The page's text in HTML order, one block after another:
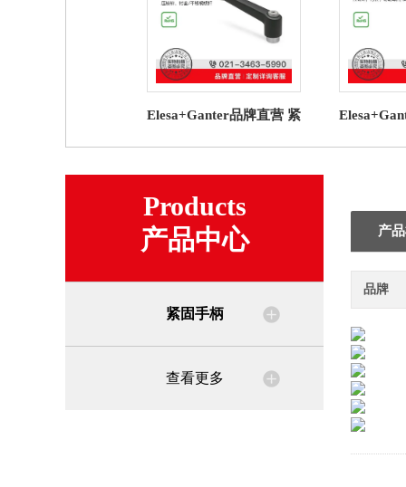
Elesa+Ganter品牌直营 紧
手柄压铸锌（5）
柄 压
Products
产品中心
紧固手柄
查看更多
产
品牌